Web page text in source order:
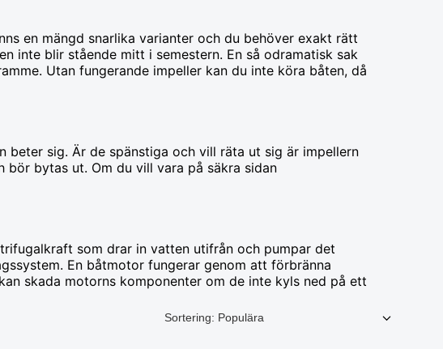
en mängd snarlika varianter och du behöver exakt rätt
inte blir stående mitt i semestern. En så odramatisk sak
Utan fungerande impeller kan du inte köra båten, då
beter sig. Är de spänstiga och vill räta ut sig är impellern
bör bytas ut. Om du vill vara på säkra sidan
som drar in vatten utifrån och pumpar det
En båtmotor fungerar genom att förbränna
skada motorns komponenter om de inte kyls ned på ett